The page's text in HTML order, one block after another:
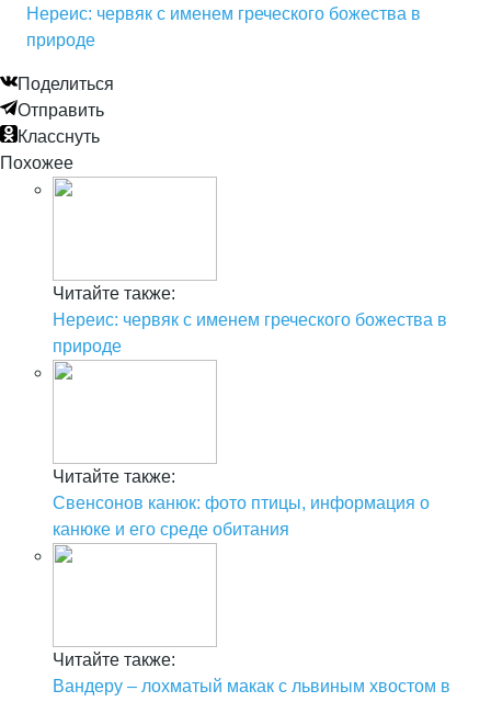
Нереис: червяк с именем греческого божества в
природе
Поделиться
Отправить
Класснуть
Похожее
Читайте также:
Нереис: червяк с именем греческого божества в
природе
Читайте также:
Свенсонов канюк: фото птицы, информация о
канюке и его среде обитания
Читайте также:
Вандеру – лохматый макак с львиным хвостом в